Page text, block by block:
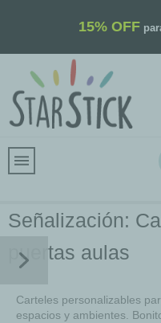
15% OFF
Señalización:
puertas aulas
Carteles personalizables
espacios y ambientes.